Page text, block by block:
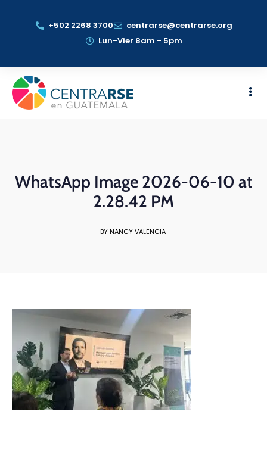
+502 2268 3700
centrarse@centrarse.org
Lun-Vier 8am - 5pm
WhatsApp Image 2026-06-10 at
2.28.42 PM
BY NANCY VALENCIA